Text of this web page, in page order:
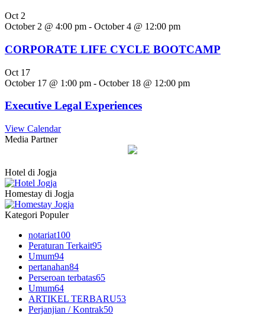
Oct 2
October 2 @ 4:00 pm - October 4 @ 12:00 pm
CORPORATE LIFE CYCLE BOOTCAMP
Oct 17
October 17 @ 1:00 pm - October 18 @ 12:00 pm
Executive Legal Experiences
View Calendar
Media Partner
Hotel di Jogja
Homestay di Jogja
Kategori Populer
notariat100
Peraturan Terkait95
Umum94
pertanahan84
Perseroan terbatas65
Umum64
ARTIKEL TERBARU53
Perjanjian / Kontrak50